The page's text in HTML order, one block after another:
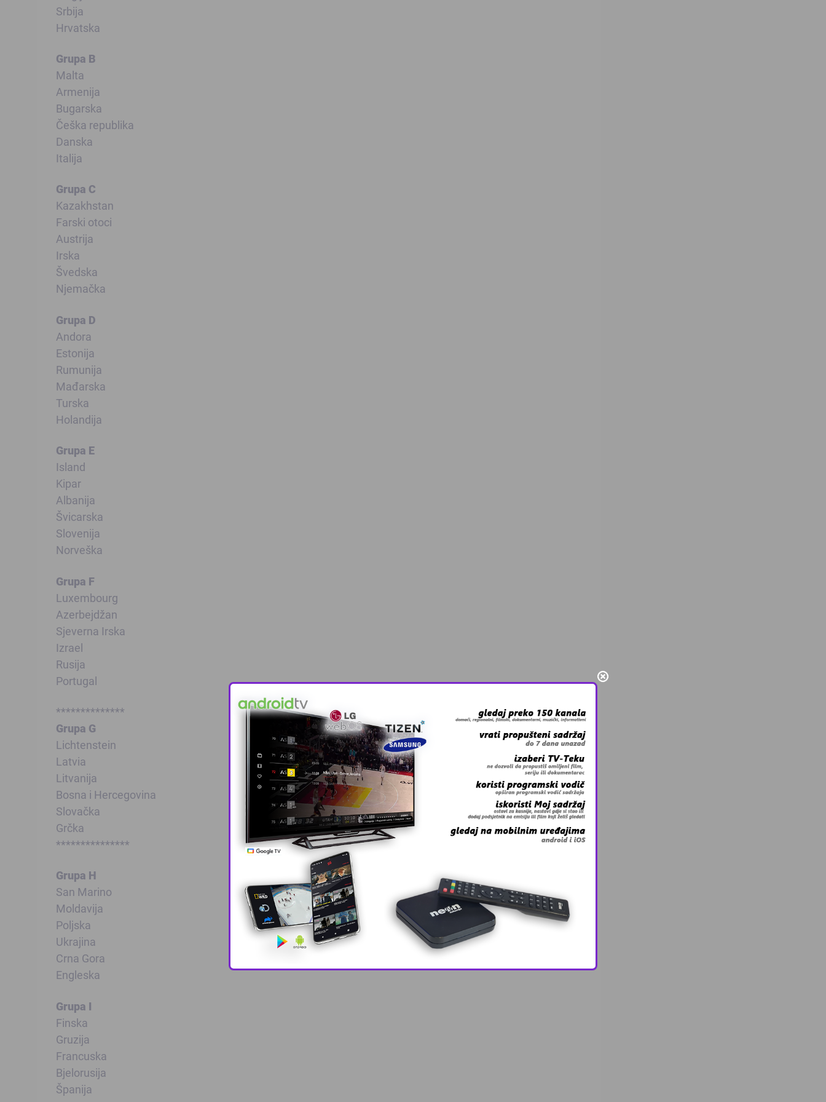
Srbija
Hrvatska
Grupa B
Malta
Armenija
Bugarska
Češka republika
Danska
Italija
Grupa C
Kazakhstan
Farski otoci
Austrija
Irska
Švedska
Njemačka
Grupa D
Andora
Estonija
Rumunija
Mađarska
Turska
Holandija
Grupa E
Island
Kipar
Albanija
Švicarska
Slovenija
Norveška
Grupa F
Luxembourg
Azerbejdžan
Sjeverna Irska
Izrael
Rusija
Portugal
**************
Grupa G
Lichtenstein
Latvia
Litvanija
Bosna i Hercegovina
Slovačka
Grčka
***************
Grupa H
San Marino
Moldavija
Poljska
Ukrajina
Crna Gora
Engleska
Grupa I
Finska
Gruzija
Francuska
Bjelorusija
Španija